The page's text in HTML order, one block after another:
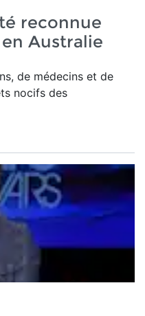
reconnue
Australie
de médecins et de
nocifs des